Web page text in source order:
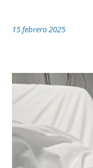
15 febrero 2025